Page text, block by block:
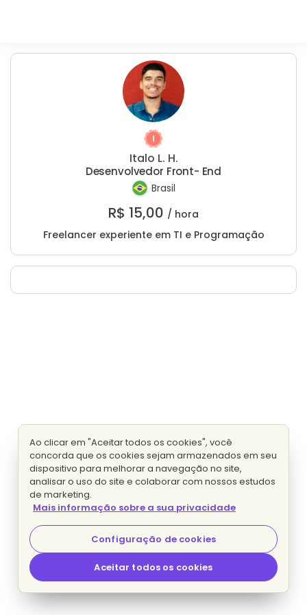
Italo L. H.
Desenvolvedor Front- End
Brasil
R$ 15,00 / hora
Freelancer experiente em TI e Programação
Ao clicar em "Aceitar todos os cookies", você
concorda que os cookies sejam armazenados em seu
dispositivo para melhorar a navegação no site,
analisar o uso do site e colaborar com nossos estudos
de marketing.
Mais informação sobre a sua privacidade
Configuração de cookies
Aceitar todos os cookies